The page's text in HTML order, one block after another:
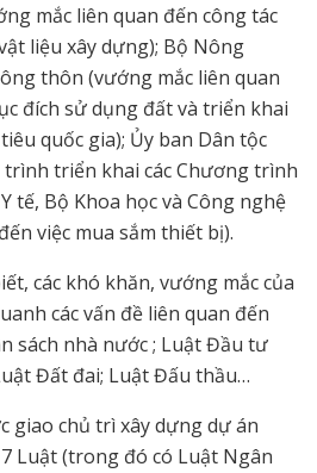
mắc liên quan đến công tác
liệu xây dựng); Bộ Nông
thôn (vướng mắc liên quan
đích sử dụng đất và triển khai
quốc gia); Ủy ban Dân tộc
triển khai các Chương trình
tế, Bộ Khoa học và Công nghệ
việc mua sắm thiết bị).
các khó khăn, vướng mắc của
các vấn đề liên quan đến
sách nhà nước ; Luật Đầu tư
Đất đai; Luật Đấu thầu…
giao chủ trì xây dựng dự án
Luật (trong đó có Luật Ngân